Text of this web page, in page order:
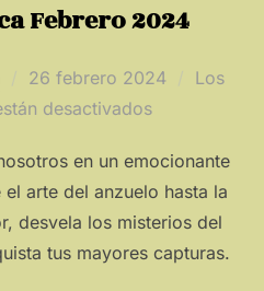
Febrero 2024
Publicado
el
26 febrero 2024
Los
desactivados
en un emocionante
arte del anzuelo hasta la
desvela los misterios del
tus mayores capturas.